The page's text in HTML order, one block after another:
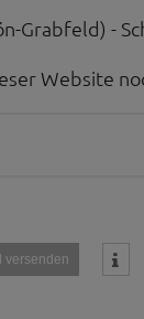
Grabfeld) -
Website
versenden